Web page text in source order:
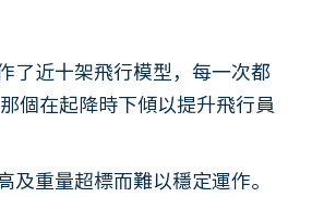
了近十架飛行模型，每一次都
個在起降時下傾以提升飛行員
重量超標而難以穩定運作。